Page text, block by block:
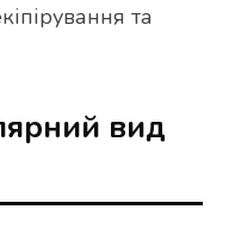
та
вид